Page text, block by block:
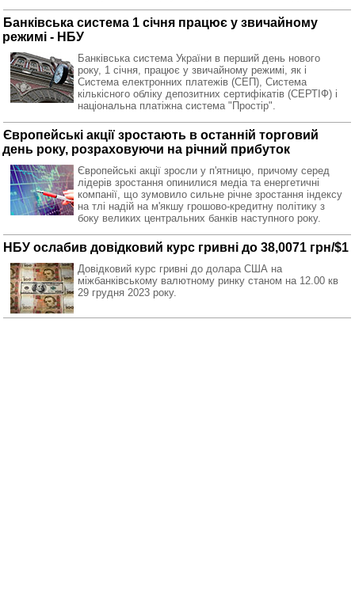
Банківська система 1 січня працює у звичайному
режимі - НБУ
Банківська система України в перший день нового
року, 1 січня, працює у звичайному режимі, як і
Система електронних платежів (СЕП), Система
кількісного обліку депозитних сертифікатів (СЕРТІФ) і
національна платіжна система "Простір".
Європейські акції зростають в останній торговий
день року, розраховуючи на річний прибуток
Європейські акції зросли у п'ятницю, причому серед
лідерів зростання опинилися медіа та енергетичні
компанії, що зумовило сильне річне зростання індексу
на тлі надій на м'якшу грошово-кредитну політику з
боку великих центральних банків наступного року.
НБУ ослабив довідковий курс гривні до 38,0071 грн/$1
Довідковий курс гривні до долара США на
міжбанківському валютному ринку станом на 12.00 кв
29 грудня 2023 року.